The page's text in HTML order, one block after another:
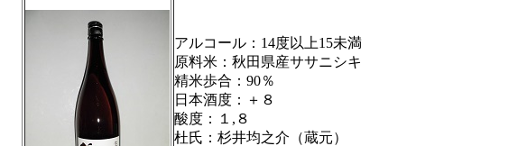
アルコール：14度以上15未満
原料米：秋田県産ササニシキ
精米歩合：90％
日本酒度：＋８
酸度：１,８
杜氏：杉井均之介（蔵元）